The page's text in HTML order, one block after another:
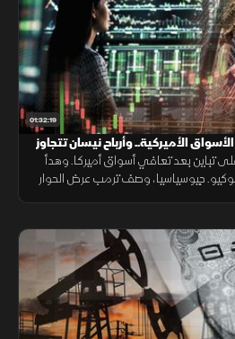
01:32:19
الأميركية.. وأرباح نيسان تتجاوز
تباين بعد تعافي أسواق أميركا. وهدأ
جيوسياسيا، وصف ترمب عرض الحوار